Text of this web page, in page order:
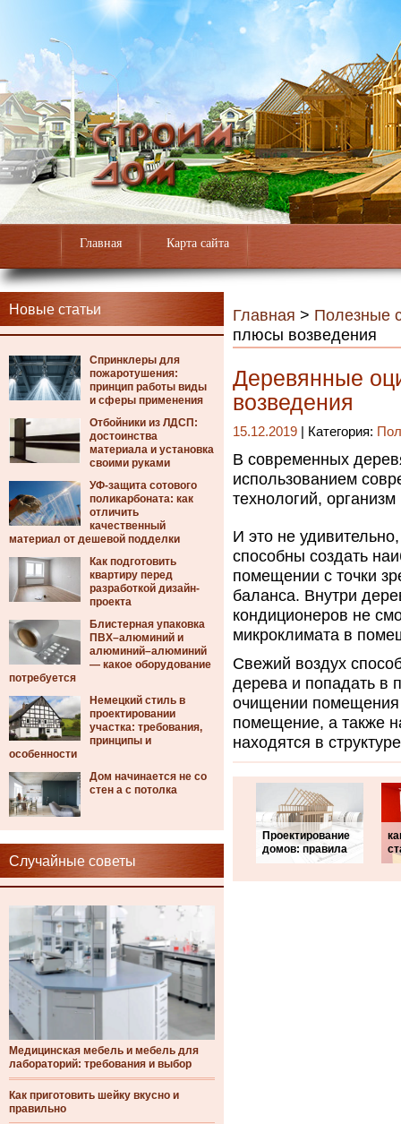
Главная Карта сайта
Новые статьи
Спринклеры для
пожаротушения:
принцип работы виды
и сферы применения
Отбойники из ЛДСП:
достоинства
материала и установка
своими руками
УФ-защита сотового
поликарбоната: как
отличить
качественный
материал от дешевой подделки
Как подготовить
квартиру перед
разработкой дизайн-
проекта
Блистерная упаковка
ПВХ–алюминий и
алюминий–алюминий
— какое оборудование
потребуется
Немецкий стиль в
проектировании
участка: требования,
принципы и
особенности
Дом начинается не со
стен а с потолка
Случайные советы
Медицинская мебель и мебель для
лабораторий: требования и выбор
Как приготовить шейку вкусно и
правильно
Главная > Полезные
плюсы возведения
Деревянные
возведения
15.12.2019 | Категория:
В современных
использованием
технологий,
И это не
способны создать
помещении с точки
баланса. Внутри
кондиционеров не
микроклимата в
Свежий воздух
дерева и попадать в
очищении помещения
помещение, а также
находятся в
Проектирование
домов: правила